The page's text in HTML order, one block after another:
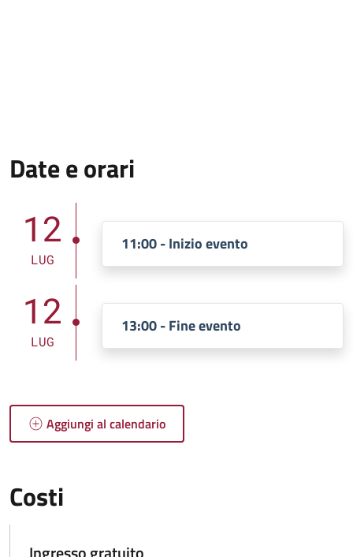
Date e orari
12
LUG
11:00 - Inizio evento
12
LUG
13:00 - Fine evento
Aggiungi al calendario
Costi